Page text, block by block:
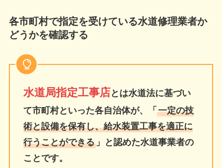
各市町村で指定を受けている水道修理業者か
どうかを確認する
水道局指定工事店とは水道法に基づい
て市町村といった各自治体が、「 一定の技
術と設備を保有し、給水装置工事を適正に
行うことができる」と認めた水道事業者の
ことです。